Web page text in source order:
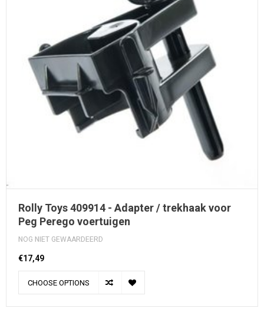
Rolly Toys 409914 - Adapter / trekhaak voor
Peg Perego voertuigen
NOG NIET GEWAARDEERD
€17,49
CHOOSE OPTIONS